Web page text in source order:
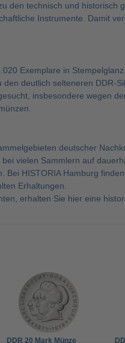
den technisch und historisch
Instrumente. Damit
Exemplare in
deutlich selteneren DDR-
insbesondere wegen
deutscher
vielen Sammlern auf
HISTORIA Hamburg
Erhaltungen.
erhalten Sie hier eine
DDR 20 Mark Münze